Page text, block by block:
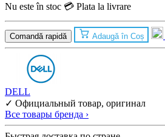
Nu este în stoc 💳 Plata la livrare
Comandă rapidă Adaugă în Coș
DELL
✓ Официальный товар, оригинал
Все товары бренда ›